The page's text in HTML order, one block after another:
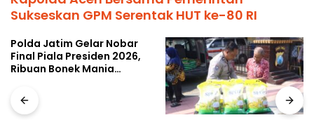
Sukseskan GPM Serentak HUT ke-80 RI
Polda Jatim Gelar Nobar
Final Piala Presiden 2026,
Ribuan Bonek Mania
Lapangan Mapolda